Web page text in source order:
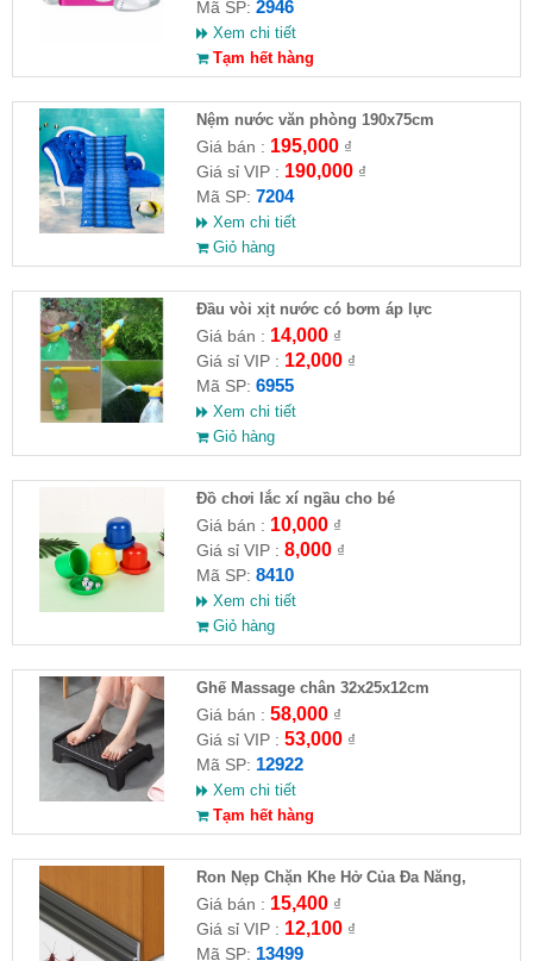
Mã SP: 2946
Xem chi tiết
Tạm hết hàng
Nệm nước văn phòng 190x75cm
Giá bán : 195,000₫
Giá sỉ VIP : 190,000₫
Mã SP: 7204
Xem chi tiết
Giỏ hàng
Đầu vòi xịt nước có bơm áp lực
Giá bán : 14,000₫
Giá sỉ VIP : 12,000₫
Mã SP: 6955
Xem chi tiết
Giỏ hàng
Đồ chơi lắc xí ngầu cho bé
Giá bán : 10,000₫
Giá sỉ VIP : 8,000₫
Mã SP: 8410
Xem chi tiết
Giỏ hàng
Ghế Massage chân 32x25x12cm
Giá bán : 58,000₫
Giá sỉ VIP : 53,000₫
Mã SP: 12922
Xem chi tiết
Tạm hết hàng
Ron Nẹp Chặn Khe Hở Của Đa Năng,
Chống Côn Trùng( HĐ )
Giá bán : 15,400₫
Giá sỉ VIP : 12,100₫
Mã SP: 13499